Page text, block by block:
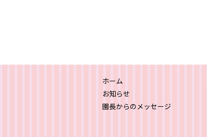
ホーム
お知らせ
園長からのメッセージ